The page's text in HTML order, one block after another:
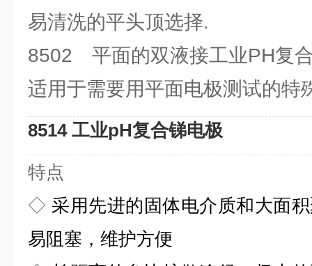
易清洗的平头顶选择.
8502 平面的双液接工业PH
适用于需要用平面电极测试的特
8514 工业pH复合锑电极
特点
◇ 采用先进的固体电介质和大面
易阻塞，维护方便